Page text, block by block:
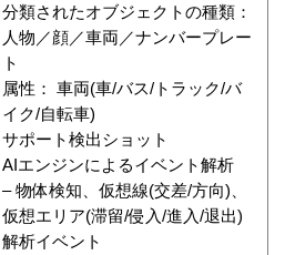
分類されたオブジェクトの種類：
人物／顔／車両／ナンバープレー
ト
属性： 車両(車/バス/トラック/バ
イク/自転車)
サポート検出ショット
AIエンジンによるイベント解析
– 物体検知、仮想線(交差/方向)、
仮想エリア(滞留/侵入/進入/退出)
解析イベント